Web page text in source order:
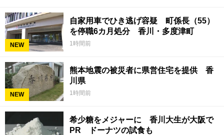
NEW
自家用車でひき逃げ容疑 町係長（55）
を停職6カ月処分 香川・多度津町
1時間前
NEW
熊本地震の被災者に県営住宅を提供 香
川県
1時間前
希少糖をメジャーに 香川大生が大阪で
PR ドーナツの試食も